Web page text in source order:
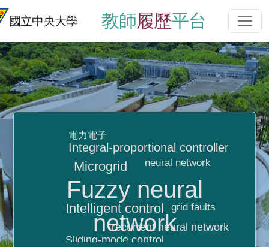
國立中央大學 教師履歷平台
Fuzzy neural
network
Intelligent control
Microgrid
Integral-proportional controller
recurrent neural network
Sliding-mode control
neural network
grid faults
電力電子